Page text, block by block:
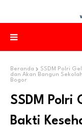
Beranda
SSDM Polri
dan Akan Bangun
Bogor
SSDM Polri
Bakti